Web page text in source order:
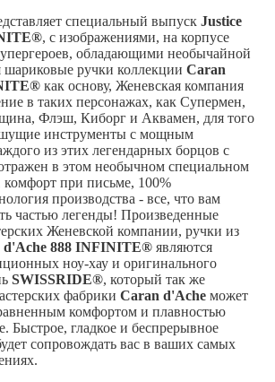
специальный выпуск Justice
, с изображениями, на корпусе
обладающими необычайной
шариковые ручки коллекции Caran
как основу, Женевская компания
в таких персонажах, как Супермен,
Флэш, Киборг и Аквамен, для того
инструменты с мощным
из этих легендарных борцов с
в этом необычном специальном
при письме, 100%
производства - все, что вам
частью легенды! Произведенные
Женевской компании, ручки из
d'Ache 888 INFINITE® являются
ноу-хау и оригинального
SWISSRIDE®, который так же
фабрики Caran d'Ache может
комфортом и плавностью
Быстрое, гладкое и беспрерывное
сопровождать вас в ваших самых